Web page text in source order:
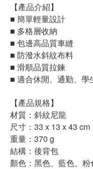
【產品介紹】
■ 簡單輕量設計
■ 多格層收納
■ 包邊高品質車縫
■ 防潑水斜紋布料
■ 滑順品質拉鍊
■ 適合休閒、通勤、學
【產品規格】
材質：斜紋尼龍
尺寸：33 x 13 x 43 cm
重量：370 g
結構：後背包
顏色：黑色、藍色、粉